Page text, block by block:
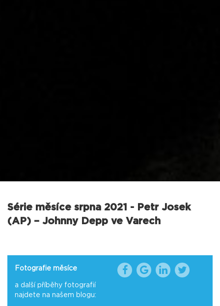
Série měsíce srpna 2021 - Petr Josek
(AP) – Johnny Depp ve Varech
Fotografie měsíce
a další příběhy fotografií
najdete na našem blogu: